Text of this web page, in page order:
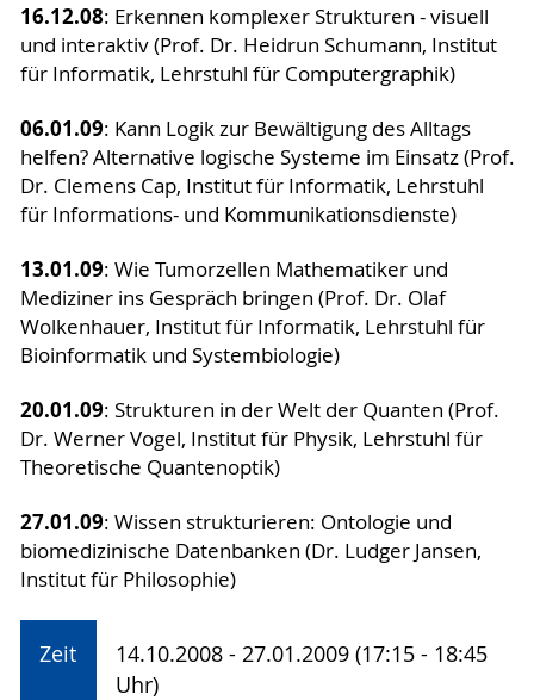
16.12.08: Erkennen komplexer Strukturen - visuell
und interaktiv (Prof. Dr. Heidrun Schumann, Institut
für Informatik, Lehrstuhl für Computergraphik)
06.01.09: Kann Logik zur Bewältigung des Alltags
helfen? Alternative logische Systeme im Einsatz (Prof.
Dr. Clemens Cap, Institut für Informatik, Lehrstuhl
für Informations- und Kommunikationsdienste)
13.01.09: Wie Tumorzellen Mathematiker und
Mediziner ins Gespräch bringen (Prof. Dr. Olaf
Wolkenhauer, Institut für Informatik, Lehrstuhl für
Bioinformatik und Systembiologie)
20.01.09: Strukturen in der Welt der Quanten (Prof.
Dr. Werner Vogel, Institut für Physik, Lehrstuhl für
Theoretische Quantenoptik)
27.01.09: Wissen strukturieren: Ontologie und
biomedizinische Datenbanken (Dr. Ludger Jansen,
Institut für Philosophie)
Zeit
14.10.2008 - 27.01.2009 (17:15 - 18:45
Uhr)